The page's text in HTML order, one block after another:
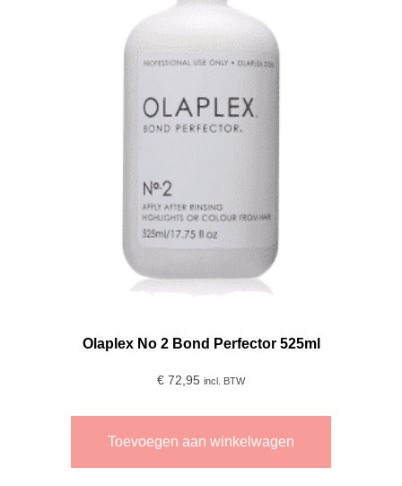
Olaplex No 2 Bond Perfector 525ml
€ 72,95 incl. BTW
Toevoegen aan winkelwagen